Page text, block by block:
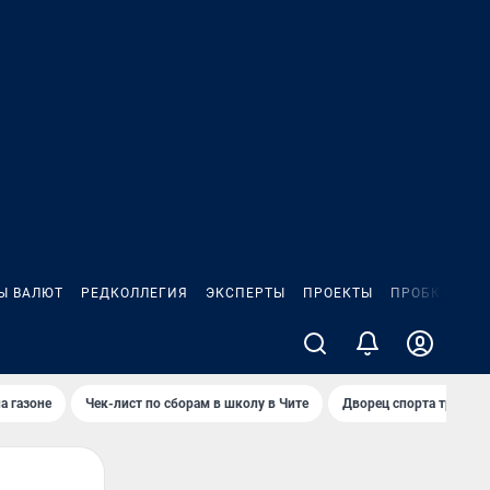
ВАЛЮТ РЕДКОЛЛЕГИЯ ЭКСПЕРТЫ ПРОЕКТЫ ПРОБКИ
газоне Чек-лист по сборам в школу в Чите Дворец спорта